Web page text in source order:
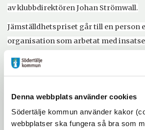
Denna webbplats använder cookies
Södertälje kommun använder kakor
webbplatser ska fungera så bra som
av klubbdirektören Johan Strömwall.
Jämställdhetspriset går till en person
organisation som arbetat med
Södertälje kommun, Telge AB,
jämställdhetspriset.
Årets jury består avBoel Godner,